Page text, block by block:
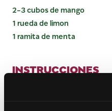
2-3 cubos de mango
1 rueda de limon
1 ramita de menta
INSTRUCCIONES
Mida todos los